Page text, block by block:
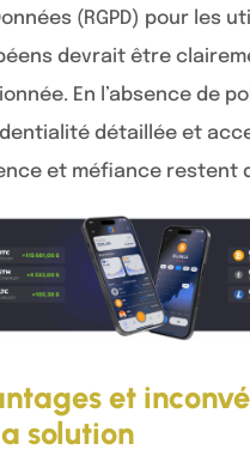
(RGPD) pour les
devrait être
En l’absence de
détaillée et
et méfiance restent
et
solution